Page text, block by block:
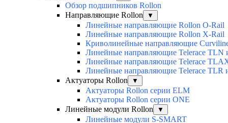
Обзор подшипников Rollon
Направляющие Rollon
▼
Линейные направляющие Rollon O-Rail
Линейные направляющие Rollon X-Rail
Криволинейные направляющие
Линейные направляющие Telerace TLN
Линейные направляющие Telerace
Линейные направляющие Telerace TLR
Актуаторы Rollon
▼
Актуаторы Rollon серии ELM
Актуаторы Rollon серии ONE
Линейные модули Rollon
▼
Линейные модули S-SMART